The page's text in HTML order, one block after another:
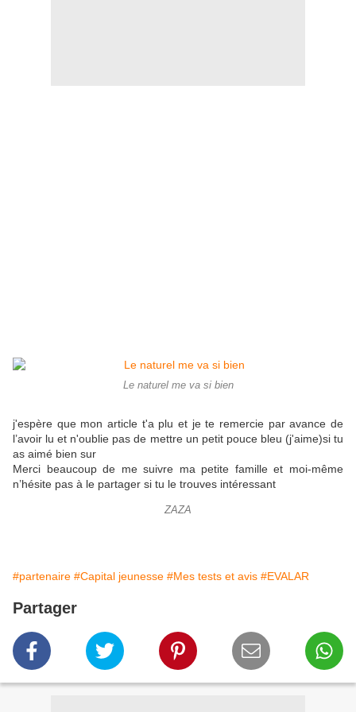
Le naturel me va si bien
j'espère que mon article t'a plu et je te remercie par avance de
l’avoir lu et n'oublie pas de mettre un petit pouce bleu (j'aime)si tu
as aimé bien sur
Merci beaucoup de me suivre ma petite famille et moi-même
n’hésite pas à le partager si tu le trouves intéressant
ZAZA
#partenaire #Capital jeunesse #Mes tests et avis #EVALAR
Partager